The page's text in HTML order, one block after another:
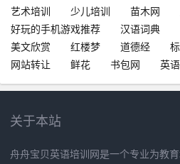
艺术培训
少儿培训 苗木网
好玩的手机游戏推荐
汉语词典
美文欣赏
红楼梦 道德经
网站转让
鲜花 书包网 英
关于本站
舟舟宝贝英语培训网是一个专业为教